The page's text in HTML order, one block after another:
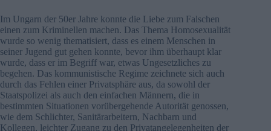
Im Ungarn der 50er Jahre konnte die Liebe zum Falschen
einen zum Kriminellen machen. Das Thema Homosexualität
wurde so wenig thematisiert, dass es einem Menschen in
seiner Jugend gut gehen konnte, bevor ihm überhaupt klar
wurde, dass er im Begriff war, etwas Ungesetzliches zu
begehen. Das kommunistische Regime zeichnete sich auch
durch das Fehlen einer Privatsphäre aus, da sowohl der
Staatspolizei als auch den einfachen Männern, die in
bestimmten Situationen vorübergehende Autorität genossen,
wie dem Schlichter, Sanitärarbeitern, Nachbarn und
Kollegen, leichter Zugang zu den Privatangelegenheiten der